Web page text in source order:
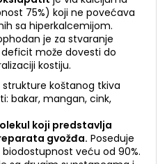
75%) koji ne povećava
sa hiperkalcemijom.
je za stvaranje
može dovesti do
kostiju.
strukture koštanog tkiva
bakar, mangan, cink,
koji predstavlja
gvožđa. Poseduje
veću od 90%.